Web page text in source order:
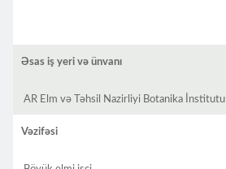
Əsas iş yeri və ünvanı
AR Elm və Təhsil Nazirliyi Botanika İnstitutu
Vəzifəsi